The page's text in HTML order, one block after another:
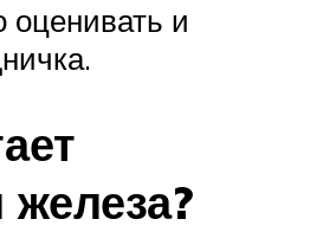
оценивать и